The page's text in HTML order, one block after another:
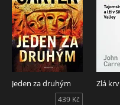
Jeden za druhým
439 Kč
Zlá krv